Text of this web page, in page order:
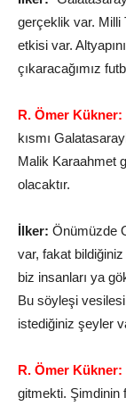
gerçeklik var. Milli
etkisi var.
çıkaracağımız
R. Ömer Kükner:
kısmı
Malik Karaahmet
olacaktır.
İlker: Önümüzde
var, fakat
biz insanları ya
Bu söyleşi
istediğiniz şeyler
R. Ömer Kükner:
gitmekti. Şimdinin